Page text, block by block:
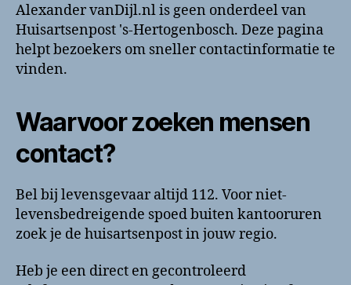
Alexander vanDijl.nl is geen onderdeel van
Huisartsenpost 's-Hertogenbosch. Deze pagina
helpt bezoekers om sneller contactinformatie te
vinden.
Waarvoor zoeken mensen
contact?
Bel bij levensgevaar altijd 112. Voor niet-
levensbedreigende spoed buiten kantooruren
zoek je de huisartsenpost in jouw regio.
Heb je een direct en gecontroleerd